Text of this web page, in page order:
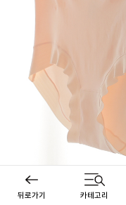
뒤로가기 카테고리